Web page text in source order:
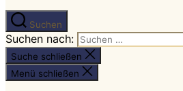
Suchen
Suchen nach:
Suche schließen
Menü schließen